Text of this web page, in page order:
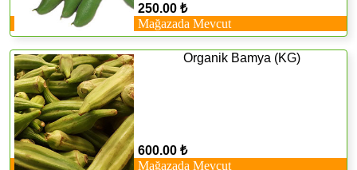
250.00 ₺
Mağazada Mevcut
Organik Bamya (KG)
600.00 ₺
Mağazada Mevcut